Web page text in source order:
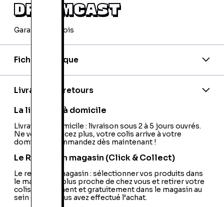
DREAMCAST
Garantie 24 mois
Fiche technique
Code barre 2:3348542088900
Code barre 3:5030917010491
Nationalité:France
Livraison et retours
La livraison à domicile
Livraison à domicile : livraison sous 2 à 5 jours ouvrés.
Ne vous déplacez plus, votre colis arrive à votre
domicile ! Commandez dès maintenant !
Le Retrait en magasin (Click & Collect)
Le retrait en magasin : sélectionner vos produits dans
le magasin le plus proche de chez vous et retirer votre
colis directement et gratuitement dans le magasin au
sein duquel vous avez effectué l’achat.